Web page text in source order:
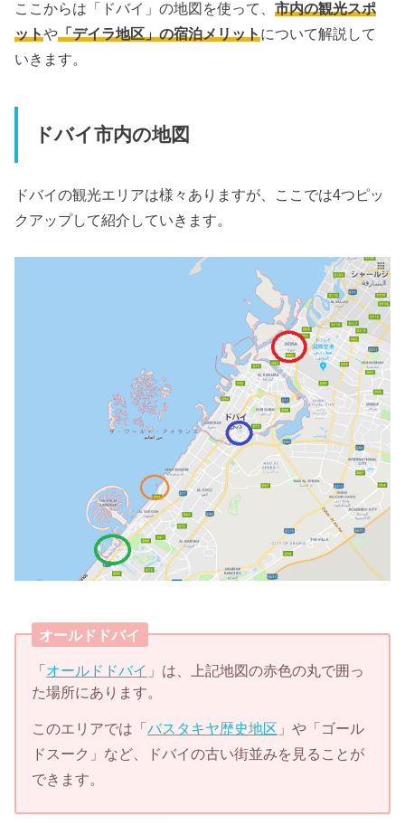
ここからは「ドバイ」の地図を使って、市内の観光スポ
ットや「デイラ地区」の宿泊メリットについて解説して
いきます。
ドバイ市内の地図
ドバイの観光エリアは様々ありますが、ここでは4つピッ
クアップして紹介していきます。
オールドドバイ
「 オールドドバイ 」は、上記地図の赤色の丸で囲っ
た場所にあります。
このエリアでは「バスタキヤ歴史地区 」や「ゴール
ドスーク」など、ドバイの古い街並みを見ることが
できます。